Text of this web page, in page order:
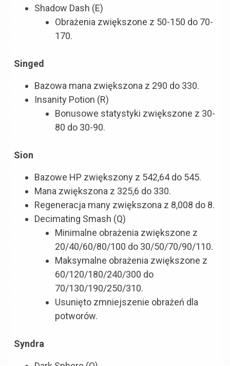
Shadow Dash (E)
Obrażenia zwiększone z 50-150 do 70-
170.
Singed
Bazowa mana zwiększona z 290 do 330.
Insanity Potion (R)
Bonusowe statystyki zwiększone z 30-
80 do 30-90.
Sion
Bazowe HP zwiększony z 542,64 do 545.
Mana zwiększona z 325,6 do 330.
Regeneracja many zwiększona z 8,008 do 8.
Decimating Smash (Q)
Minimalne obrażenia zwiększone z
20/40/60/80/100 do 30/50/70/90/110.
Maksymalne obrażenia zwiększone z
60/120/180/240/300 do
70/130/190/250/310.
Usunięto zmniejszenie obrażeń dla
potworów.
Syndra